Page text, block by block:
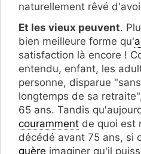
naturellement rêvé
Et les vieux peuvent.
bien meilleure forme qu'
satisfaction là encore !
entendu, enfant, les
personne, disparue
longtemps de sa
65 ans. Tandis
couramment de quoi est
décédé avant 75 ans, si
guère imaginer qu'il